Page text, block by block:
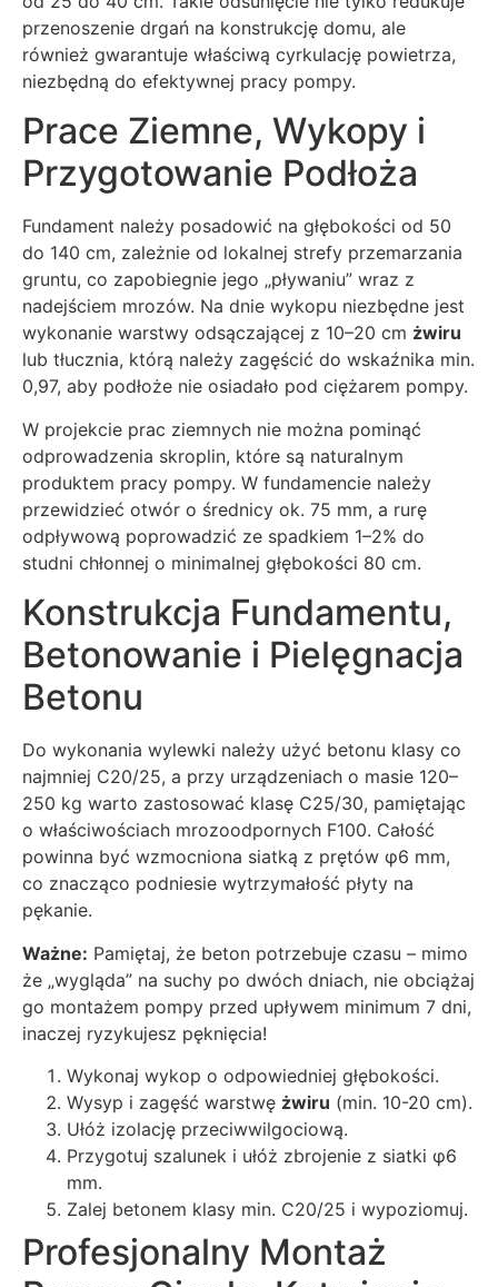
przenoszenie drgań na konstrukcję domu, ale
również gwarantuje właściwą cyrkulację powietrza,
niezbędną do efektywnej pracy pompy.
Prace Ziemne, Wykopy i
Przygotowanie Podłoża
Fundament należy posadowić na głębokości od 50
do 140 cm, zależnie od lokalnej strefy przemarzania
gruntu, co zapobiegnie jego „pływaniu” wraz z
nadejściem mrozów. Na dnie wykopu niezbędne jest
wykonanie warstwy odsączającej z 10–20 cm żwiru
lub tłucznia, którą należy zagęścić do wskaźnika min.
0,97, aby podłoże nie osiadało pod ciężarem pompy.
W projekcie prac ziemnych nie można pominąć
odprowadzenia skroplin, które są naturalnym
produktem pracy pompy. W fundamencie należy
przewidzieć otwór o średnicy ok. 75 mm, a rurę
odpływową poprowadzić ze spadkiem 1–2% do
studni chłonnej o minimalnej głębokości 80 cm.
Konstrukcja Fundamentu,
Betonowanie i Pielęgnacja
Betonu
Do wykonania wylewki należy użyć betonu klasy co
najmniej C20/25, a przy urządzeniach o masie 120–
250 kg warto zastosować klasę C25/30, pamiętając
o właściwościach mrozoodpornych F100. Całość
powinna być wzmocniona siatką z prętów φ6 mm,
co znacząco podniesie wytrzymałość płyty na
pękanie.
Ważne: Pamiętaj, że beton potrzebuje czasu – mimo
że „wygląda” na suchy po dwóch dniach, nie obciążaj
go montażem pompy przed upływem minimum 7 dni,
inaczej ryzykujesz pęknięcia!
Wykonaj wykop o odpowiedniej głębokości.
Wysyp i zagęść warstwę żwiru (min. 10-20 cm).
Ułóż izolację przeciwwilgociową.
Przygotuj szalunek i ułóż zbrojenie z siatki φ6
mm.
Zalej betonem klasy min. C20/25 i wypoziomuj.
Profesjonalny Montaż